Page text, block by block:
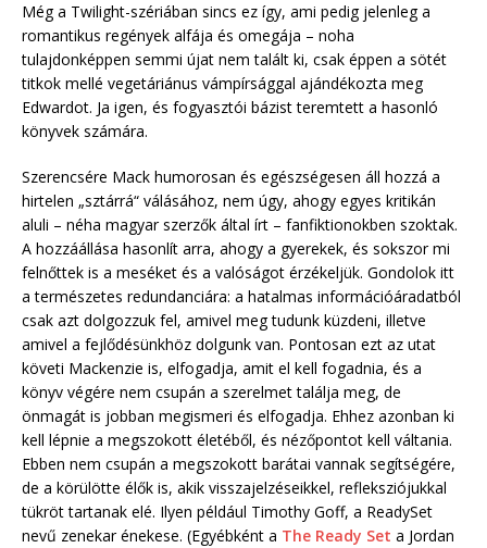
Még a Twilight-szériában sincs ez így, ami pedig jelenleg a
romantikus regények alfája és omegája – noha
tulajdonképpen semmi újat nem talált ki, csak éppen a sötét
titkok mellé vegetáriánus vámpírsággal ajándékozta meg
Edwardot. Ja igen, és fogyasztói bázist teremtett a hasonló
könyvek számára.
Szerencsére Mack humorosan és egészségesen áll hozzá a
hirtelen „sztárrá“ válásához, nem úgy, ahogy egyes kritikán
aluli – néha magyar szerzők által írt – fanfiktionokben szoktak.
A hozzáállása hasonlít arra, ahogy a gyerekek, és sokszor mi
felnőttek is a meséket és a valóságot érzékeljük. Gondolok itt
a természetes redundanciára: a hatalmas információáradatból
csak azt dolgozzuk fel, amivel meg tudunk küzdeni, illetve
amivel a fejlődésünkhöz dolgunk van. Pontosan ezt az utat
követi Mackenzie is, elfogadja, amit el kell fogadnia, és a
könyv végére nem csupán a szerelmet találja meg, de
önmagát is jobban megismeri és elfogadja. Ehhez azonban ki
kell lépnie a megszokott életéből, és nézőpontot kell váltania.
Ebben nem csupán a megszokott barátai vannak segítségére,
de a körülötte élők is, akik visszajelzéseikkel, refleksziójukkal
tükröt tartanak elé. Ilyen például Timothy Goff, a ReadySet
nevű zenekar énekese. (Egyébként a The Ready Set a Jordan